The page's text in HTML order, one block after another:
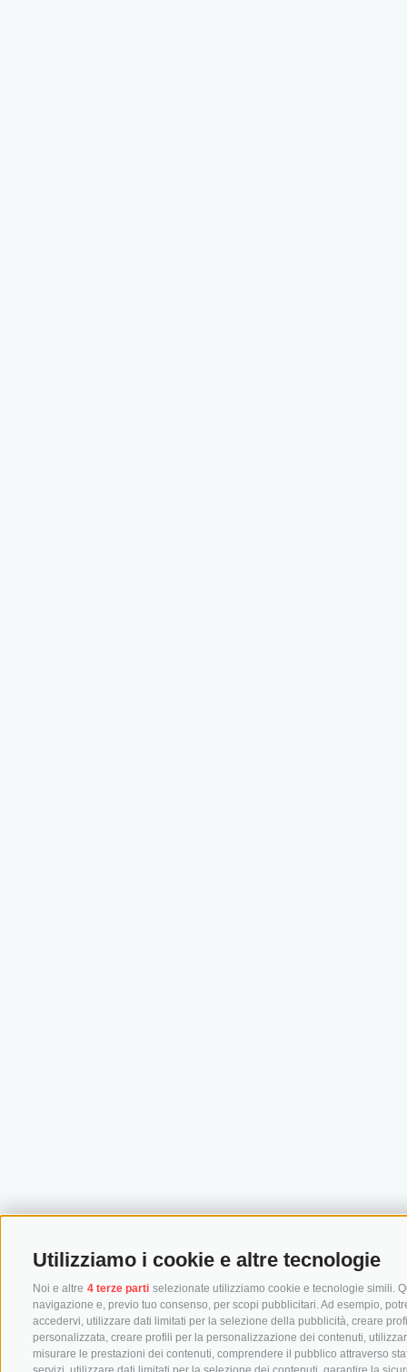
Utilizziamo i cookie e altre tecnologie
Noi e altre 4 terze parti selezionate utilizziamo cookie e tecnologie simili.
navigazione e, previo tuo consenso, per scopi pubblicitari. Ad esempio,
accedervi, utilizzare dati limitati per la selezione della pubblicità, creare
personalizzata, creare profili per la personalizzazione dei contenuti,
misurare le prestazioni dei contenuti, comprendere il pubblico attraverso